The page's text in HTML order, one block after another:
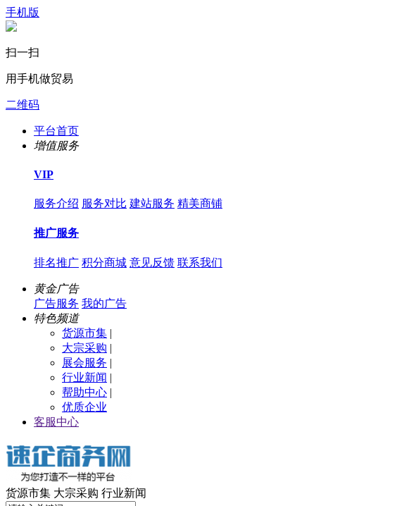
手机版
扫一扫
用手机做贸易
二维码
平台首页
增值服务
VIP
服务介绍 服务对比 建站服务 精美商铺
推广服务
排名推广 积分商城 意见反馈 联系我们
黄金广告
广告服务 我的广告
特色频道
货源市集 |
大宗采购 |
展会服务 |
行业新闻 |
帮助中心 |
优质企业
客服中心
货源市集 大宗采购 行业新闻